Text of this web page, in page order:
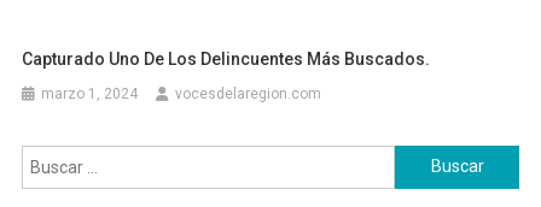
Capturado Uno De Los Delincuentes Más Buscados.
marzo 1, 2024 vocesdelaregion.com
Buscar: